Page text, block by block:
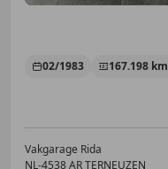
02/1983 167.198 km
Vakgarage Rida
NL-4538 AR TERNEUZEN